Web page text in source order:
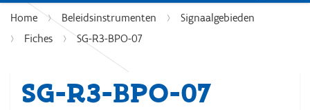
Home Beleidsinstrumenten
Signaalgebieden
Fiches
SG-R3-BPO-07
SG-R3-BPO-07